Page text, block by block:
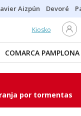
Aizpún Devoré
Kiosko
COMARCA PAMPLONA
por tormentas